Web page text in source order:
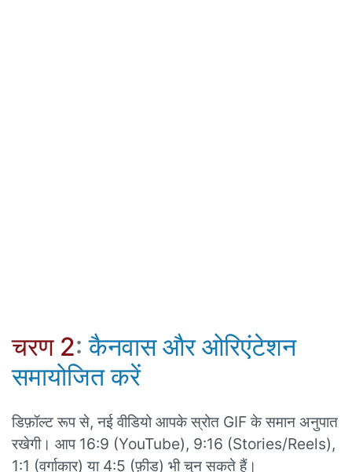
चरण 2: कैनवास और ओरिएंटेशन
समायोजित करें
डिफ़ॉल्ट रूप से, नई वीडियो आपके स्रोत GIF के समान अनुपात
रखेगी। आप 16:9 (YouTube), 9:16 (Stories/Reels),
1:1 (वर्गाकार) या 4:5 (फ़ीड) भी चुन सकते हैं।